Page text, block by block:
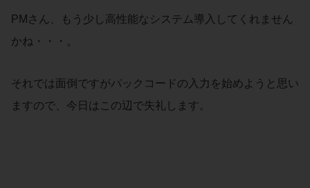
PMさん、もう少し高性能なシステム導入してくれません
かね・・・。
それでは面倒ですがパックコードの入力を始めようと思い
ますので、今日はこの辺で失礼します。